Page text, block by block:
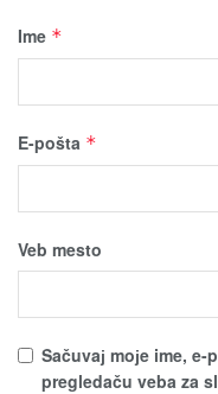
Ime *
E-pošta *
Veb mesto
Sačuvaј moјe ime,
pregledaču veba za